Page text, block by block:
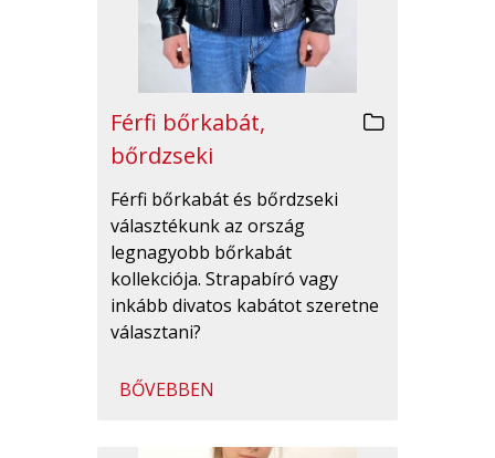
Férfi bőrkabát,
bőrdzseki
Férfi bőrkabát és bőrdzseki
választékunk az ország
legnagyobb bőrkabát
kollekciója. Strapabíró vagy
inkább divatos kabátot szeretne
választani?
BŐVEBBEN